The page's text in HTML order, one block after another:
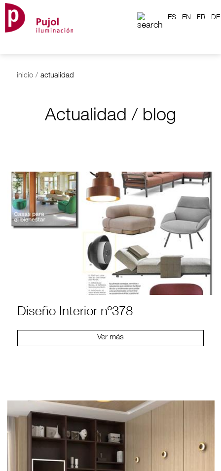
ES EN FR DE
inicio / actualidad
Actualidad / blog
Diseño Interior nº378
Ver más